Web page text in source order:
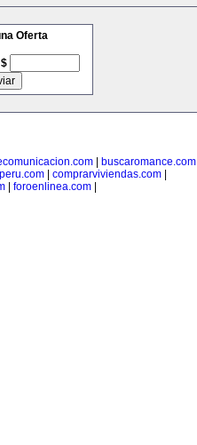
Oferta
|
buscaromance.com
comprarviviendas.com
| foroenlinea.com|